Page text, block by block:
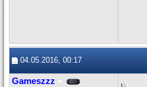
04.05.2016, 00:17
Gameszzz